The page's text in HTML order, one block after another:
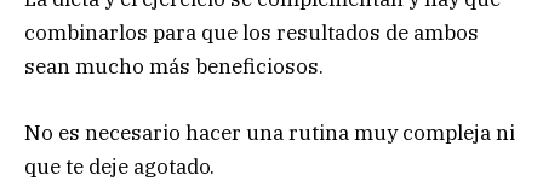
combinarlos para que los resultados de ambos
sean mucho más beneficiosos.
No es necesario hacer una rutina muy compleja ni
que te deje agotado.